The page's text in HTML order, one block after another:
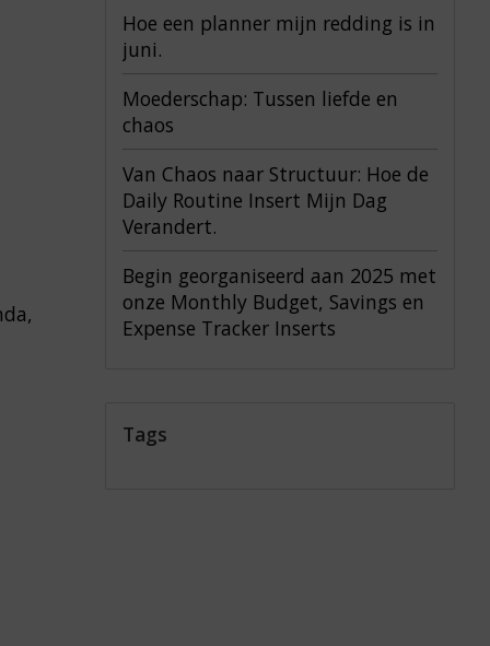
Hoe een planner mijn redding is in
juni.
Moederschap: Tussen liefde en
chaos
Van Chaos naar Structuur: Hoe de
Daily Routine Insert Mijn Dag
Verandert.
Begin georganiseerd aan 2025 met
onze Monthly Budget, Savings en
Expense Tracker Inserts
Tags